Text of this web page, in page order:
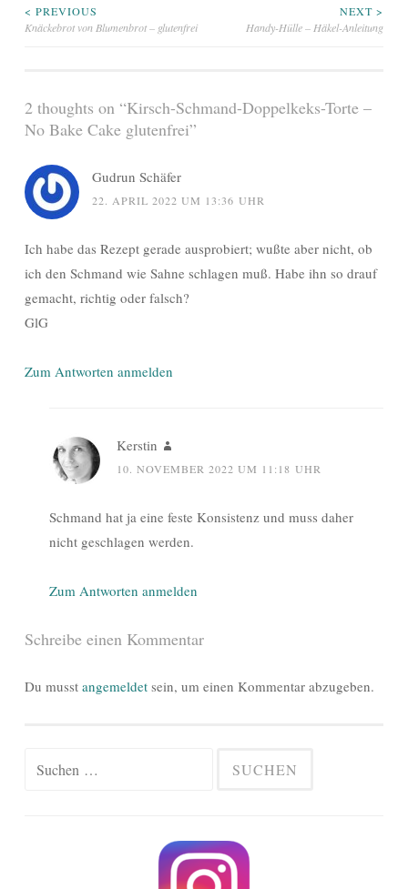
Beitragsnavigation
< PREVIOUS
Knäckebrot von Blumenbrot – glutenfrei
NEXT >
Handy-Hülle – Häkel-Anleitung
2 thoughts on “Kirsch-Schmand-Doppelkeks-Torte –
No Bake Cake glutenfrei”
Gudrun Schäfer
22. APRIL 2022 UM 13:36 UHR
Ich habe das Rezept gerade ausprobiert; wußte aber nicht, ob
ich den Schmand wie Sahne schlagen muß. Habe ihn so drauf
gemacht, richtig oder falsch?
GlG
Zum Antworten anmelden
Kerstin
10. NOVEMBER 2022 UM 11:18 UHR
Schmand hat ja eine feste Konsistenz und muss daher
nicht geschlagen werden.
Zum Antworten anmelden
Schreibe einen Kommentar
Du musst angemeldet sein, um einen Kommentar abzugeben.
Suchen